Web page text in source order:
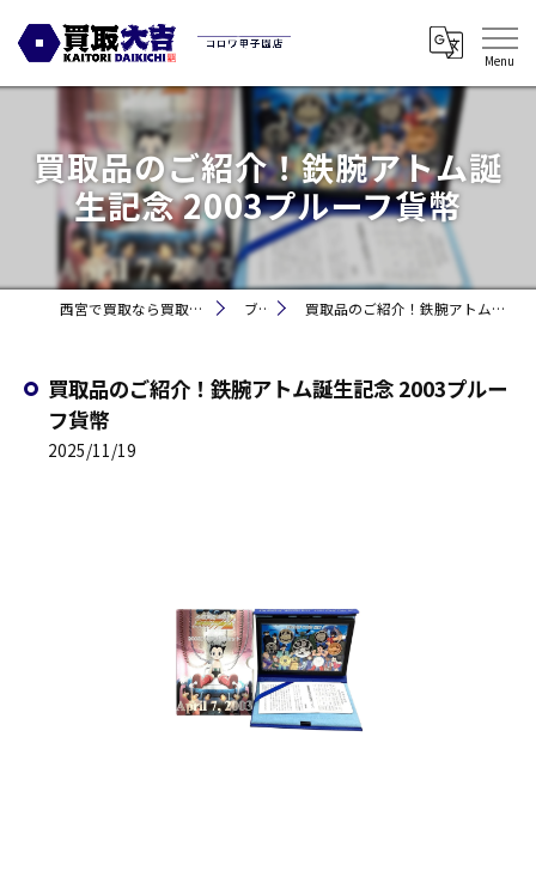
買取品のご紹介！鉄腕アトム誕
生記念 2003プルーフ貨幣
西宮で買取なら買取大吉コロワ甲子園店 ブログ 買取品のご紹介！鉄腕アトム誕生記念 2003プルーフ貨幣
買取品のご紹介！鉄腕アトム誕生記念 2003プルー
フ貨幣
2025/11/19